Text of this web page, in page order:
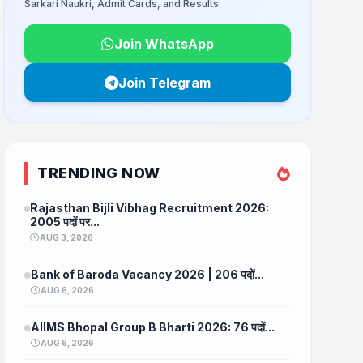
Sarkari Naukri, Admit Cards, and Results.
Join WhatsApp
Join Telegram
TRENDING NOW
Rajasthan Bijli Vibhag Recruitment 2026:
2005 पदों पर...
AUG 3, 2026
Bank of Baroda Vacancy 2026 | 206 पदों...
AUG 6, 2026
AIIMS Bhopal Group B Bharti 2026: 76 पदों...
AUG 6, 2026